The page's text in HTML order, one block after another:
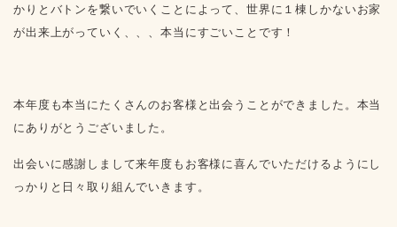
かりとバトンを繋いでいくことによって、世界に１棟しかないお家
が出来上がっていく、、、本当にすごいことです！
本年度も本当にたくさんのお客様と出会うことができました。本当
にありがとうございました。
出会いに感謝しまして来年度もお客様に喜んでいただけるようにし
っかりと日々取り組んでいきます。